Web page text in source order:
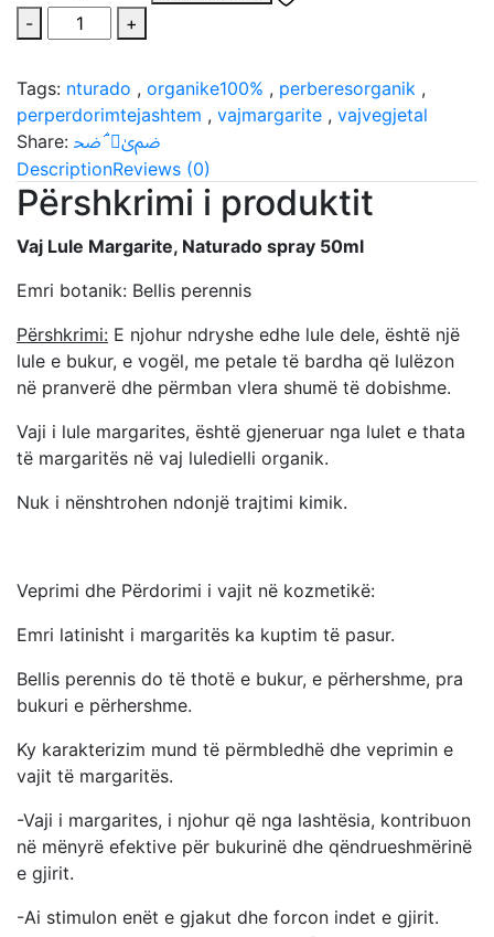
-
+
Tags: nturado , organike100% , perberesorganik ,
perperdorimtejashtem , vajmargarite , vajvegjetal
Share:
DescriptionReviews (0)
Përshkrimi i produktit
Vaj Lule Margarite, Naturado spray 50ml
Emri botanik: Bellis perennis
Përshkrimi: E njohur ndryshe edhe lule dele, është një
lule e bukur, e vogël, me petale të bardha që lulëzon
në pranverë dhe përmban vlera shumë të dobishme.
Vaji i lule margarites, është gjeneruar nga lulet e thata
të margaritës në vaj luledielli organik.
Nuk i nënshtrohen ndonjë trajtimi kimik.
Veprimi dhe Përdorimi i vajit në kozmetikë:
Emri latinisht i margaritës ka kuptim të pasur.
Bellis perennis do të thotë e bukur, e përhershme, pra
bukuri e përhershme.
Ky karakterizim mund të përmbledhë dhe veprimin e
vajit të margaritës.
-Vaji i margarites, i njohur që nga lashtësia, kontribuon
në mënyrë efektive për bukurinë dhe qëndrueshmërinë
e gjirit.
-Ai stimulon enët e gjakut dhe forcon indet e gjirit.